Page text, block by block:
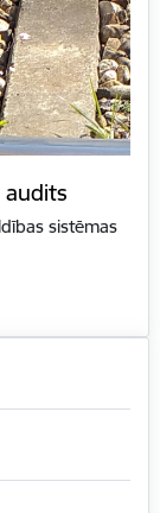
audits
sistēmas